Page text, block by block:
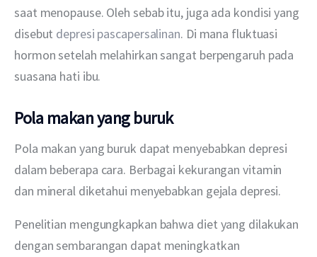
saat menopause. Oleh sebab itu, juga ada kondisi yang
disebut depresi pascapersalinan. Di mana fluktuasi
hormon setelah melahirkan sangat berpengaruh pada
suasana hati ibu.
Pola makan yang buruk
Pola makan yang buruk dapat menyebabkan depresi
dalam beberapa cara. Berbagai kekurangan vitamin
dan mineral diketahui menyebabkan gejala depresi.
Penelitian mengungkapkan bahwa diet yang dilakukan
dengan sembarangan dapat meningkatkan